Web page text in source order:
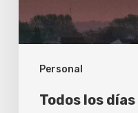
Personal
Todos los